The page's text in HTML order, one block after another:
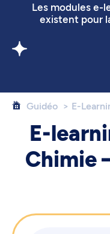
Les modules e-
existent pour
Guidéo E-
E-
Chimie